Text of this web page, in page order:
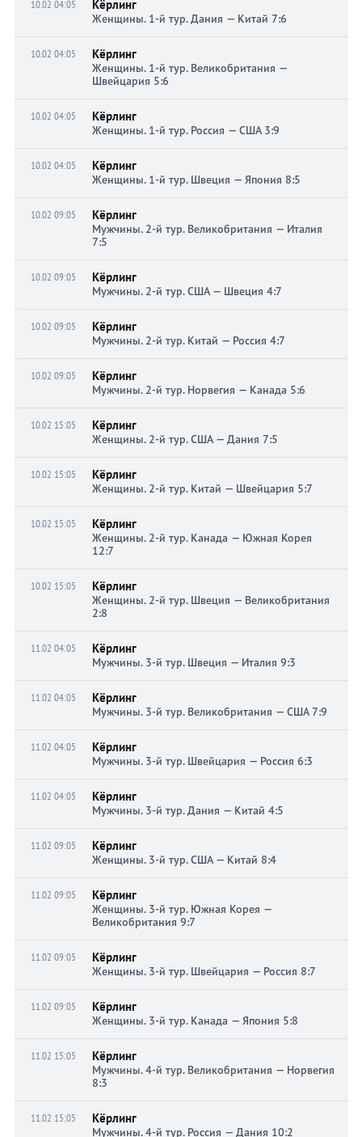
10.02 04:05 Кёрлинг
Женщины. 1-й тур. Дания — Китай 7:6
10.02 04:05 Кёрлинг
Женщины. 1-й тур. Великобритания —
Швейцария 5:6
10.02 04:05 Кёрлинг
Женщины. 1-й тур. Россия — США 3:9
10.02 04:05 Кёрлинг
Женщины. 1-й тур. Швеция — Япония 8:5
10.02 09:05 Кёрлинг
Мужчины. 2-й тур. Великобритания — Италия
7:5
10.02 09:05 Кёрлинг
Мужчины. 2-й тур. США — Швеция 4:7
10.02 09:05 Кёрлинг
Мужчины. 2-й тур. Китай — Россия 4:7
10.02 09:05 Кёрлинг
Мужчины. 2-й тур. Норвегия — Канада 5:6
10.02 15:05 Кёрлинг
Женщины. 2-й тур. США — Дания 7:5
10.02 15:05 Кёрлинг
Женщины. 2-й тур. Китай — Швейцария 5:7
10.02 15:05 Кёрлинг
Женщины. 2-й тур. Канада — Южная Корея
12:7
10.02 15:05 Кёрлинг
Женщины. 2-й тур. Швеция — Великобритания
2:8
11.02 04:05 Кёрлинг
Мужчины. 3-й тур. Швеция — Италия 9:3
11.02 04:05 Кёрлинг
Мужчины. 3-й тур. Великобритания — США 7:9
11.02 04:05 Кёрлинг
Мужчины. 3-й тур. Швейцария — Россия 6:3
11.02 04:05 Кёрлинг
Мужчины. 3-й тур. Дания — Китай 4:5
11.02 09:05 Кёрлинг
Женщины. 3-й тур. США — Китай 8:4
11.02 09:05 Кёрлинг
Женщины. 3-й тур. Южная Корея —
Великобритания 9:7
11.02 09:05 Кёрлинг
Женщины. 3-й тур. Швейцария — Россия 8:7
11.02 09:05 Кёрлинг
Женщины. 3-й тур. Канада — Япония 5:8
11.02 15:05 Кёрлинг
Мужчины. 4-й тур. Великобритания — Норвегия
8:3
11.02 15:05 Кёрлинг
Мужчины. 4-й тур. Россия — Дания 10:2